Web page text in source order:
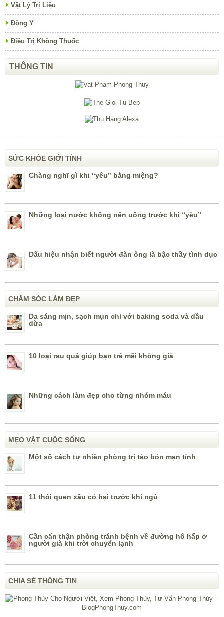
Vật Lý Trị Liệu
Đông Y
Điều Trị Không Thuốc
THÔNG TIN
SỨC KHỎE GIỚI TÍNH
Chàng nghĩ gì khi “yêu” bằng miệng?
Những loại nước không nên uống trước khi “yêu”
Dấu hiệu nhận biết người đàn ông là bậc thầy tình dục
CHĂM SÓC LÀM ĐẸP
Da sáng mịn, sạch mụn chỉ với baking soda và dầu
dừa
10 loại rau quả giúp bạn trẻ mãi không già
Những cách làm đẹp cho từng nhóm máu
MẸO VẶT CUỘC SỐNG
Một số cách tự nhiên phòng trị táo bón mạn tính
11 thói quen xấu có hại trước khi ngủ
Cần cẩn thận phòng tránh bệnh về đường hô hấp ở
người già khi trời chuyển lạnh
CHIA SẺ THÔNG TIN